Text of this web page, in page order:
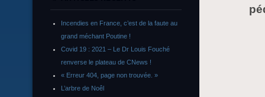
Incendies en France, c’est de la faute au
grand méchant Poutine !
Covid 19 : 2021 – Le Dr Louis Fouché
renverse le plateau de CNews !
« Erreur 404, page non trouvée. »
L’arbre de Noêl